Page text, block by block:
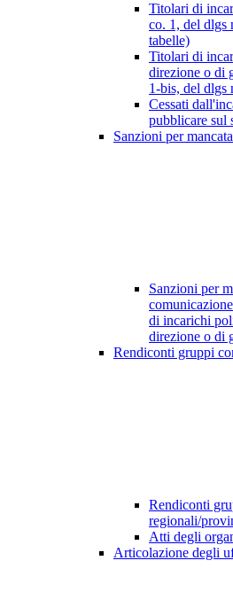
Titolari di
co. 1, del dlgs
tabelle)
Titolari di
direzione o di
1-bis, del dlgs
Cessati
pubblicare sul
Sanzioni per
Sanzioni per
di incarichi
direzione o di
Rendiconti gruppi
Rendiconti
regionali/
Atti degli
Articolazione degli